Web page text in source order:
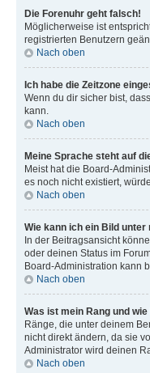
Die Forenuhr geht falsch!
Möglicherweise ist
registrierten Benutzern
Nach oben
Ich habe die Zeitzone
Wenn du dir sicher bist,
kann.
Nach oben
Meine Sprache steht auf
Meist hat die Board-
es noch nicht existiert,
Nach oben
Wie kann ich ein Bild
In der Beitragsansicht
oder deinen Status im
Board-Administration kann
Nach oben
Was ist mein Rang und
Ränge, die unter deinem
nicht direkt ändern, da sie
Administrator wird deinen
Nach oben